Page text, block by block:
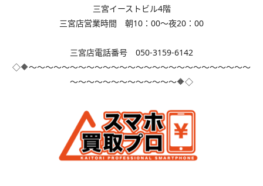
三宮イーストビル4階
三宮店営業時間 朝10：00～夜20：00
三宮店電話番号 050-3159-6142
◇🔶～～～～～～～～～～～～～～～～～～～～～～～～～～～
～～～～～～～～～～～～～🔶◇